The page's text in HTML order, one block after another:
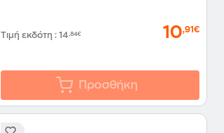
Τιμή εκδότη : 14,84€ 10,91€
Προσθήκη